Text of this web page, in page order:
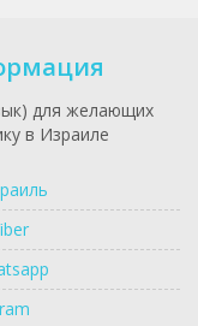
для желающих
в Израиле